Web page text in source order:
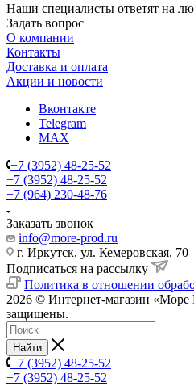
Наши специалисты ответят на
Задать вопрос
О компании
Контакты
Доставка и оплата
Акции и новости
Вконтакте
Telegram
MAX
+7 (3952) 48-25-52
+7 (3952) 48-25-52
+7 (964) 230-48-76
Заказать звонок
info@more-prod.ru
г. Иркутск, ул. Кемеровская, 70
Подписаться на рассылку
Политика в отношении
2026 © Интернет-магазин «Море
защищены.
Найти
+7 (3952) 48-25-52
+7 (3952) 48-25-52